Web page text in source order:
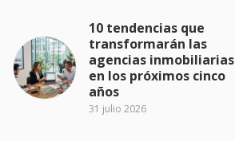
10 tendencias que
transformarán las
agencias inmobiliarias
en los próximos cinco
años
31 julio 2026